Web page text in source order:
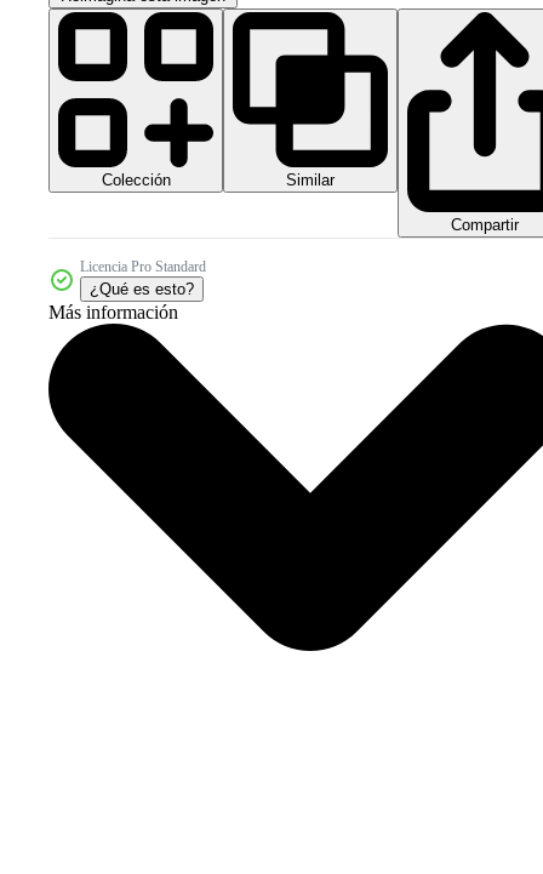
Colección Similar
Compartir
Licencia Pro Standard
¿Qué es esto?
Más información